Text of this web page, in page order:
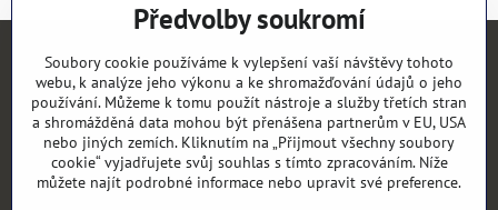
Kontakty
Objednávky
Vše k nákupu
Předvolby soukromí
Soubory cookie používáme k vylepšení vaší návštěvy tohoto
webu, k analýze jeho výkonu a ke shromažďování údajů o jeho
používání. Můžeme k tomu použít nástroje a služby třetích stran
a shromážděná data mohou být přenášena partnerům v EU, USA
nebo jiných zemích. Kliknutím na „Přijmout všechny soubory
cookie“ vyjadřujete svůj souhlas s tímto zpracováním. Níže
můžete najít podrobné informace nebo upravit své preference.